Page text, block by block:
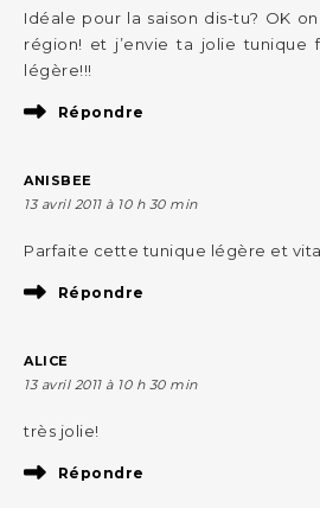
Idéale pour la saison dis-tu? OK
région! et j’envie ta jolie tunique
légère!!!
Répondre
ANISBEE
13 avril 2011 à 10 h 30 min
Parfaite cette tunique légère et
Répondre
ALICE
13 avril 2011 à 10 h 30 min
très jolie!
Répondre